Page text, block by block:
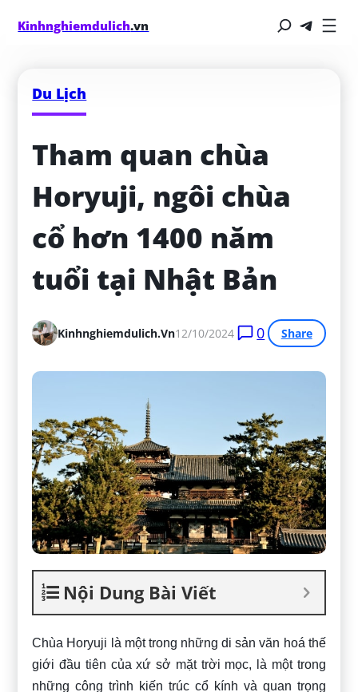
Kinhnghiemdulich.vn
Du Lịch
Tham quan chùa
Horyuji, ngôi chùa
cổ hơn 1400 năm
tuổi tại Nhật Bản
Kinhnghiemdulich.vn12/10/2024 0 Share
Nội Dung Bài Viết
Chùa Horyuji là một trong những di sản văn hoá thế
giới đầu tiên của xứ sở mặt trời mọc, là một trong
những công trình kiến trúc cổ kính và quan trọng